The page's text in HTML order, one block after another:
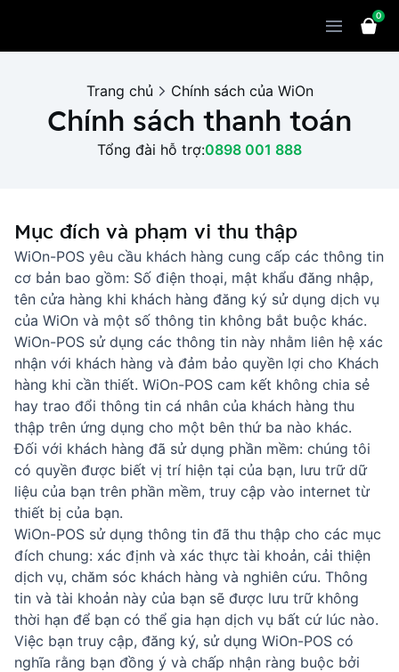
WiOn AI
WiOn Social
WiOn F&B
WiOn Dental
WiOn Invoice
Chatbot
Thiết kế website
Thiết bị
Báo chí
Đối tác
Khách hàng
Thông báo
Wi Team
Liên hệ
0
Trang chủ Chính sách của WiOn
Chính sách thanh toán
Tổng đài hỗ trợ:0898 001 888
Mục đích và phạm vi thu thập
WiOn-POS yêu cầu khách hàng cung cấp các thông tin
cơ bản bao gồm: Số điện thoại, mật khẩu đăng nhập,
tên cửa hàng khi khách hàng đăng ký sử dụng dịch vụ
của WiOn và một số thông tin không bắt buộc khác.
WiOn-POS sử dụng các thông tin này nhằm liên hệ xác
nhận với khách hàng và đảm bảo quyền lợi cho Khách
hàng khi cần thiết. WiOn-POS cam kết không chia sẻ
hay trao đổi thông tin cá nhân của khách hàng thu
thập trên ứng dụng cho một bên thứ ba nào khác.
Đối với khách hàng đã sử dụng phần mềm: chúng tôi
có quyền được biết vị trí hiện tại của bạn, lưu trữ dữ
liệu của bạn trên phần mềm, truy cập vào internet từ
thiết bị của bạn.
WiOn-POS sử dụng thông tin đã thu thập cho các mục
đích chung: xác định và xác thực tài khoản, cải thiện
dịch vụ, chăm sóc khách hàng và nghiên cứu. Thông
tin và tài khoản này của bạn sẽ được lưu trữ không
thời hạn để bạn có thể gia hạn dịch vụ bất cứ lúc nào.
Việc bạn truy cập, đăng ký, sử dụng WiOn-POS có
nghĩa rằng bạn đồng ý và chấp nhận ràng buộc bởi